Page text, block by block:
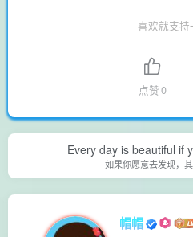
喜欢就支持
点赞0
Every day is beautiful if
如果你愿意去发现，
帽帽